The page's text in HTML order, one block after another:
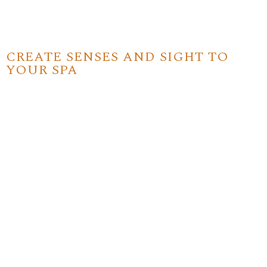
CREATE SENSES AND SIGHT TO
YOUR SPA